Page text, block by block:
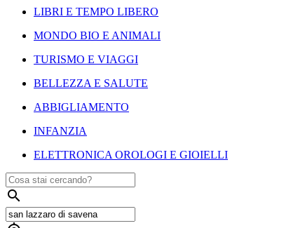
LIBRI E TEMPO LIBERO
MONDO BIO E ANIMALI
TURISMO E VIAGGI
BELLEZZA E SALUTE
ABBIGLIAMENTO
INFANZIA
ELETTRONICA OROLOGI E GIOIELLI
